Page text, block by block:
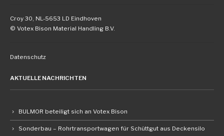
Croy 30, NL-5653 LD Eindhoven
© Votex Bison Material Handling B.V.
Datenschutz
AKTUELLE NACHRICHTEN
BULMOR beteiligt sich an Votex Bison
Sonderbau – Rohrtransportwagen für Schüttgut aus Deckensilo